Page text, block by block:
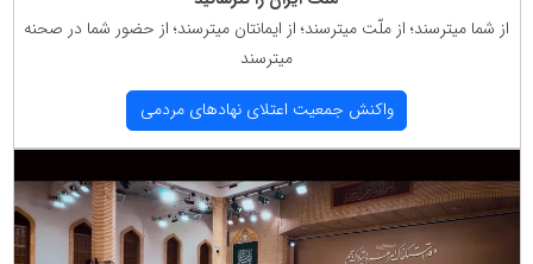
از شما میترسند؛ از ملّت میترسند؛ از ایمانتان میترسند؛ از حضور شما در صحنه
میترسند
واكنش جمعیت اعتلای نهادهای مردمی